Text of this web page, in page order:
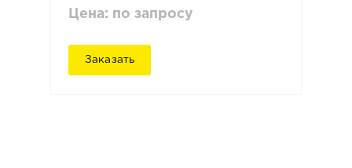
Цена: по запросу
Заказать